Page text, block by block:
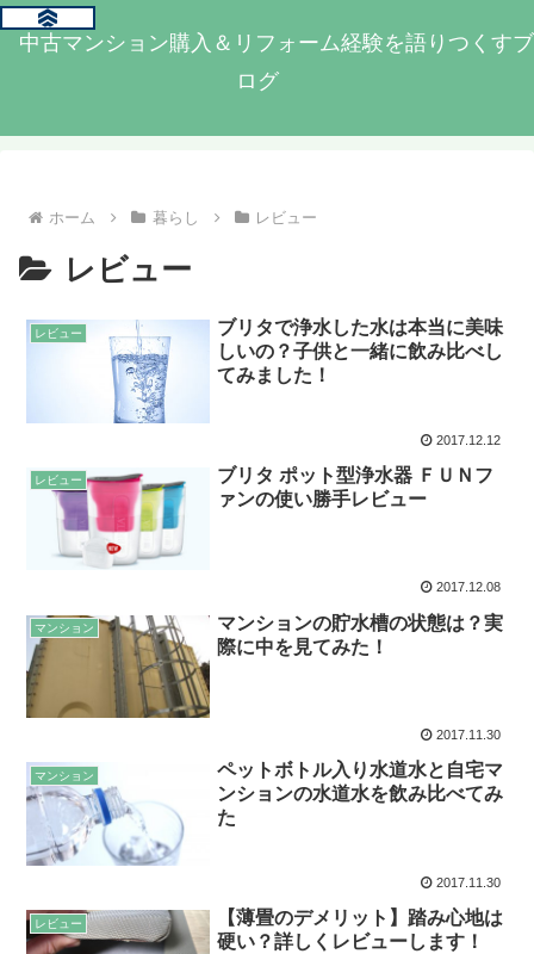
中古マンション購入＆リフォーム経験を語りつくすブ
ログ
ホーム 暮らし レビュー
レビュー
レビュー
ブリタで浄水した水は本当に美味
しいの？子供と一緒に飲み比べし
てみました！
2017.12.12
レビュー
ブリタ ポット型浄水器 ＦＵＮフ
ァンの使い勝手レビュー
2017.12.08
マンション
マンションの貯水槽の状態は？実
際に中を見てみた！
2017.11.30
マンション
ペットボトル入り水道水と自宅マ
ンションの水道水を飲み比べてみ
た
2017.11.30
レビュー
【薄畳のデメリット】踏み心地は
硬い？詳しくレビューします！